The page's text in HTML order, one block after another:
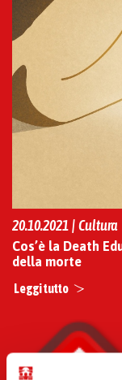
20.10.2021 | Cultura
Cos’è la Death
della morte
Leggi tutto